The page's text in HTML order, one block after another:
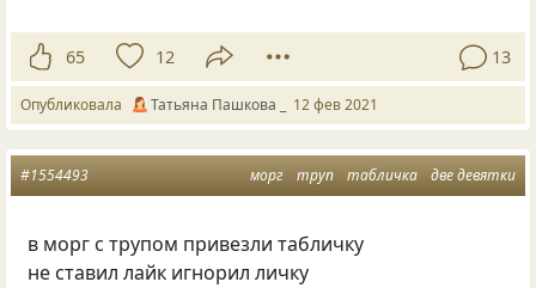
65 12 13
Опубликовала Татьяна Пашкова _ 12 фев 2021
морг труп табличка две девятки
#1554493
в морг с трупом привезли табличку
не ставил лайк игнорил личку